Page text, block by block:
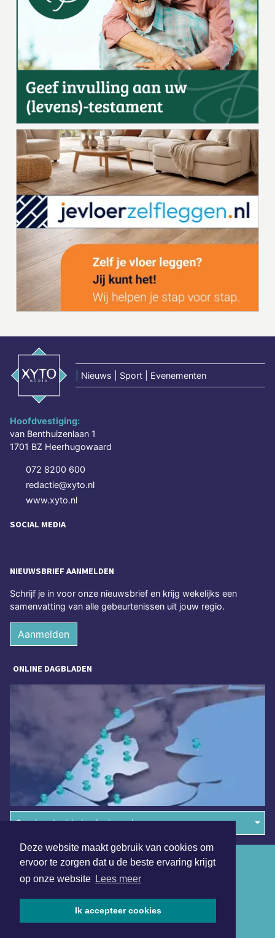
Deze website maakt gebruik van cookies om
ervoor te zorgen dat u de beste ervaring krijgt
op onze website Lees meer
Ik accepteer cookies
Nieuws | Sport | Evenementen
Hoofdvestiging:
van Benthuizenlaan 1
1701 BZ Heerhugowaard
072 8200 600
redactie@xyto.nl
www.xyto.nl
SOCIAL MEDIA
NIEUWSBRIEF AANMELDEN
Schrijf je in voor onze nieuwsbrief en krijg wekelijks een
samenvatting van alle gebeurtenissen uit jouw regio.
Aanmelden
ONLINE DAGBLADEN
Overige dagbladen in de regio
Algemene voorwaarden
Disclaimer